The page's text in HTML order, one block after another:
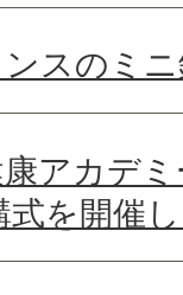
スのミ
アカデ
を開催